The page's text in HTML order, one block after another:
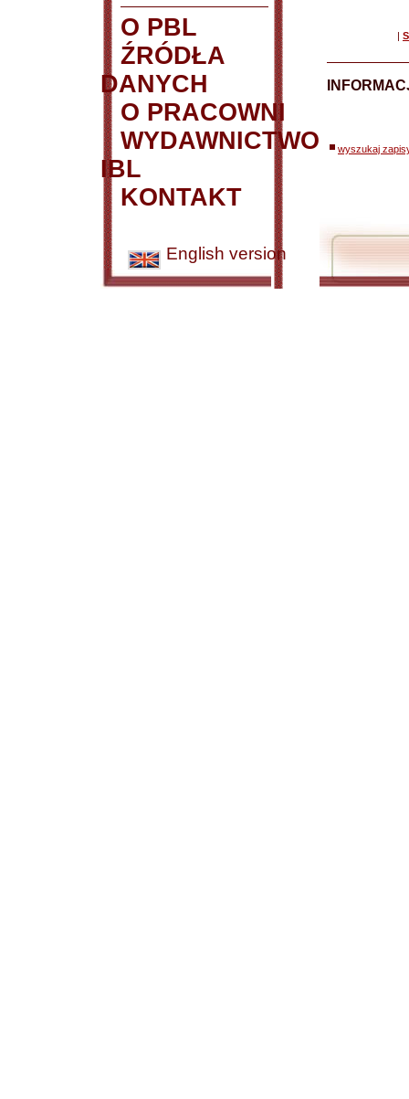
O PBL
ŹRÓDŁA
DANYCH
O PRACOWNI
WYDAWNICTWO
IBL
KONTAKT
English version
|
wyszukaj